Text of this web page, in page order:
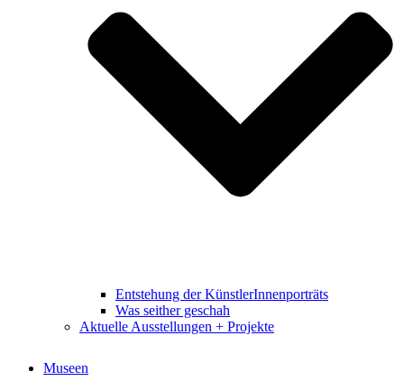
Entstehung der KünstlerInnenporträts
Was seither geschah
Aktuelle Ausstellungen + Projekte
Museen